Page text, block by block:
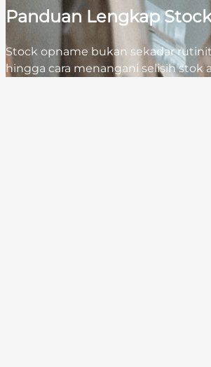
Panduan Lengkap
Stock opname bukan sekadar
hingga cara menangani selisih stok